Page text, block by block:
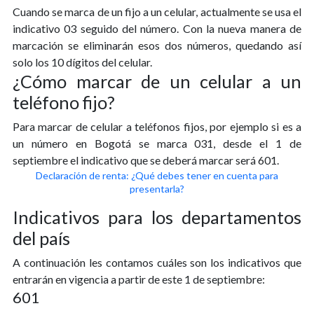
Cuando se marca de un fijo a un celular, actualmente se usa el
indicativo 03 seguido del número. Con la nueva manera de
marcación se eliminarán esos dos números, quedando así
solo los 10 dígitos del celular.
¿Cómo marcar de un celular a un
teléfono fijo?
Para marcar de celular a teléfonos fijos, por ejemplo si es a
un número en Bogotá se marca 031, desde el 1 de
septiembre el indicativo que se deberá marcar será 601.
Declaración de renta: ¿Qué debes tener en cuenta para
presentarla?
Indicativos para los departamentos
del país
A continuación les contamos cuáles son los indicativos que
entrarán en vigencia a partir de este 1 de septiembre:
601